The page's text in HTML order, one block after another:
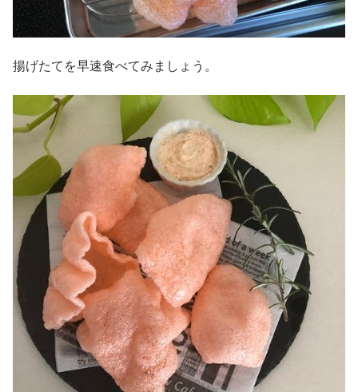
揚げたてを早速食べてみましょう。